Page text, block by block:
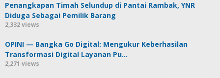
Penangkapan Timah Selundup di Pantai Rambak, YNR
Diduga Sebagai Pemilik Barang
2,332 views
OPINI — Bangka Go Digital: Mengukur Keberhasilan
Transformasi Digital Layanan Pu…
2,271 views